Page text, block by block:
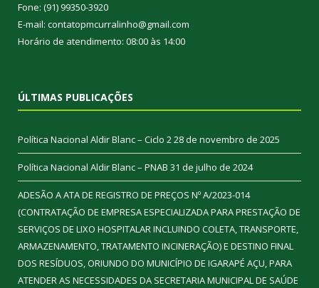
Fone: (91) 99350-3920
E-mail: contatopmcurralinho@gmail.com
Horário de atendimento: 08:00 às 14:00
ÚLTIMAS PUBLICAÇÕES
Política Nacional Aldir Blanc – Ciclo 228 de novembro de 2025
Política Nacional Aldir Blanc – PNAB 31 de julho de 2024
ADESÃO A ATA DE REGISTRO DE PREÇOS Nº A/2023-014
(CONTRATAÇÃO DE EMPRESA ESPECIALIZADA PARA PRESTAÇÃO DE
SERVIÇOS DE LIXO HOSPITALAR INCLUINDO COLETA, TRANSPORTE,
ARMAZENAMENTO, TRATAMENTO INCINERAÇÃO) E DESTINO FINAL
DOS RESÍDUOS, ORIUNDO DO MUNICÍPIO DE IGARAPÉ AÇU, PARA
ATENDER AS NECESSIDADES DA SECRETARIA MUNICIPAL DE SAÚDE